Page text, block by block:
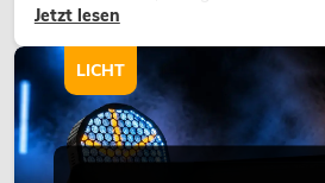
eine hochwertige Begrünung gehört
Jetzt lesen
LICHT